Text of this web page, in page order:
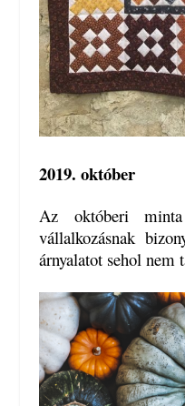
2019. október
Az októberi minta
vállalkozásnak
árnyalatot sehol nem